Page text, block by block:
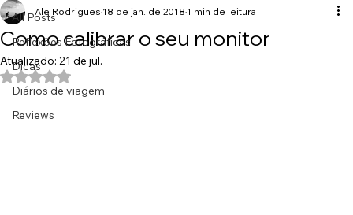
All Posts
Reflexões Fotográficas
Dicas
Como calibrar o seu monitor
Ale Rodrigues
Atualizado:21 de jul.
Avaliado com NaN de 5 estrelas.